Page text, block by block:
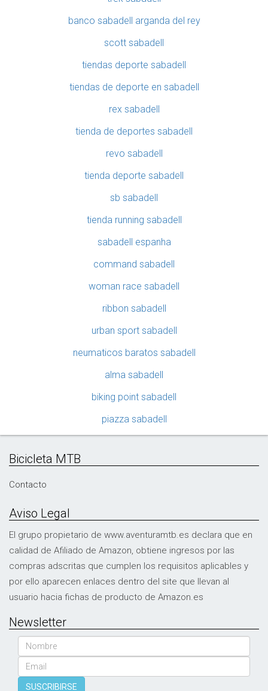
banco sabadell arganda del rey
scott sabadell
tiendas deporte sabadell
tiendas de deporte en sabadell
rex sabadell
tienda de deportes sabadell
revo sabadell
tienda deporte sabadell
sb sabadell
tienda running sabadell
sabadell espanha
command sabadell
woman race sabadell
ribbon sabadell
urban sport sabadell
neumaticos baratos sabadell
alma sabadell
biking point sabadell
piazza sabadell
Bicicleta MTB
Contacto
Aviso Legal
El grupo propietario de www.aventuramtb.es declara que en
calidad de Afiliado de Amazon, obtiene ingresos por las
compras adscritas que cumplen los requisitos aplicables y
por ello aparecen enlaces dentro del site que llevan al
usuario hacia fichas de producto de Amazon.es
Newsletter
Nombre
Email
SUSCRIBIRSE